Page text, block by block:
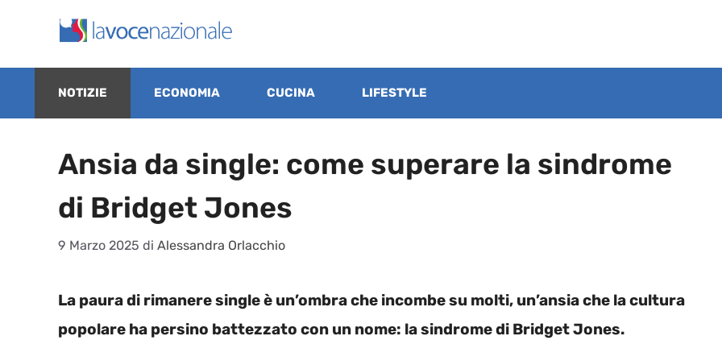
contenuto
NOTIZIE ECONOMIA CUCINA LIFESTYLE
Ansia da single: come superare la sindrome
di Bridget Jones
9 Marzo 2025 di Alessandra Orlacchio
La paura di rimanere single è un’ombra che incombe su molti, un’ansia che la cultura
popolare ha persino battezzato con un nome: la sindrome di Bridget Jones.